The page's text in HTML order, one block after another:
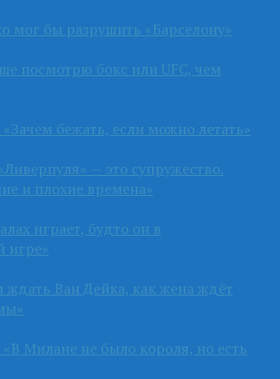
мог бы разрушить «Барселону»
посмотрю бокс или UFC, чем
бежать, если можно летать»
— это супружество.
и плохие времена»
играет, будто он в
игре»
ждать Ван Дейка, как жена ждёт
Милане не было короля, но есть